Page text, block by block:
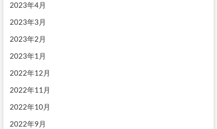
2023年4月
2023年3月
2023年2月
2023年1月
2022年12月
2022年11月
2022年10月
2022年9月